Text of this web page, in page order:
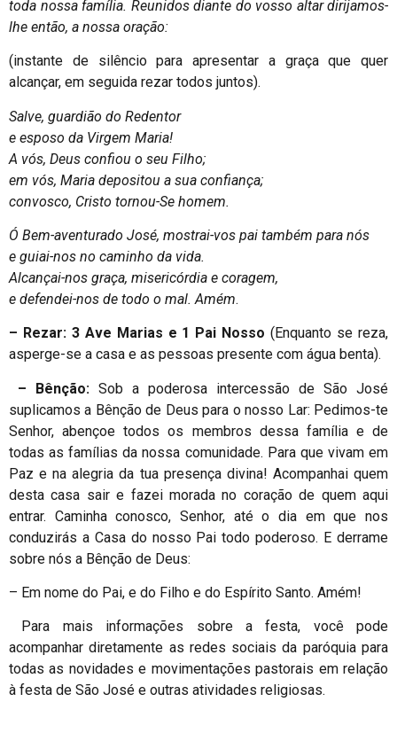
toda nossa família. Reunidos diante do vosso altar dirijamos-
lhe então, a nossa oração:
(instante de silêncio para apresentar a graça que quer
alcançar, em seguida rezar todos juntos).
Salve, guardião do Redentor
e esposo da Virgem Maria!
A vós, Deus confiou o seu Filho;
em vós, Maria depositou a sua confiança;
convosco, Cristo tornou-Se homem.
Ó Bem-aventurado José, mostrai-vos pai também para nós
e guiai-nos no caminho da vida.
Alcançai-nos graça, misericórdia e coragem,
e defendei-nos de todo o mal. Amém.
– Rezar: 3 Ave Marias e 1 Pai Nosso(Enquanto se reza,
asperge-se a casa e as pessoas presente com água benta).
– Bênção: Sob a poderosa intercessão de São José
suplicamos a Bênção de Deus para o nosso Lar: Pedimos-te
Senhor, abençoe todos os membros dessa família e de
todas as famílias da nossa comunidade. Para que vivam em
Paz e na alegria da tua presença divina! Acompanhai quem
desta casa sair e fazei morada no coração de quem aqui
entrar. Caminha conosco, Senhor, até o dia em que nos
conduzirás a Casa do nosso Pai todo poderoso. E derrame
sobre nós a Bênção de Deus:
– Em nome do Pai, e do Filho e do Espírito Santo. Amém!
Para mais informações sobre a festa, você pode
acompanhar diretamente as redes sociais da paróquia para
todas as novidades e movimentações pastorais em relação
à festa de São José e outras atividades religiosas.